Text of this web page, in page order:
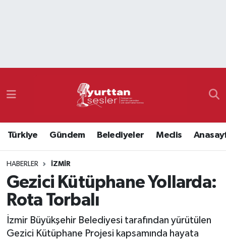
Türkiye Gündem Belediyeler Meclis
HABERLER İZMIR
Gezici Kütüphane Yollarda:
Rota Torbalı
İzmir Büyükşehir Belediyesi tarafından yürütülen
Gezici Kütüphane Projesi kapsamında hayata
Namaz Vakitleri
Süper Lig Puan Durumu ve Fikstür
Tüm Manşetler
Son Dakika Haberleri
Haber Arşivi